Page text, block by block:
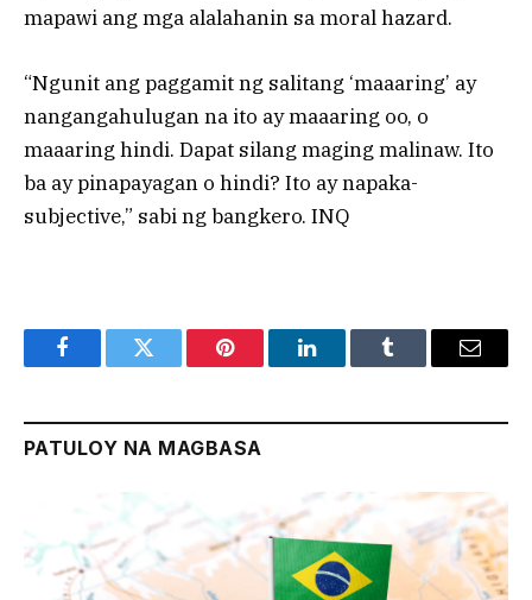
mapawi ang mga alalahanin sa moral hazard.
“Ngunit ang paggamit ng salitang ‘maaaring’ ay
nangangahulugan na ito ay maaaring oo, o
maaaring hindi. Dapat silang maging malinaw. Ito
ba ay pinapayagan o hindi? Ito ay napaka-
subjective,” sabi ng bangkero. INQ
FacebookTwitter Pinterest LinkedInTumblr Email
PATULOY NA MAGBASA